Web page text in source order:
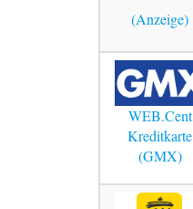
WEB.Cent
Kreditkarte
(GMX)